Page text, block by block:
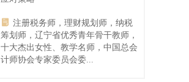
注册税务师，理财规划师，纳税
筹划师，辽宁省优秀青年骨干教师，
十大杰出女性、教学名师，中国总会
计师协会专家委员会委...